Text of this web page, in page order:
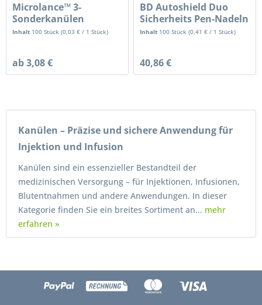
Microlance™ 3-
Sonderkanülen
Inhalt 100 Stück(0,03 € / 1 Stück)
ab 3,08 €
BD Autoshield Duo
Sicherheits Pen-Nadeln
Inhalt 100 Stück(0,41 € / 1 Stück)
40,86 €
Kanülen – Präzise und sichere Anwendung für
Injektion und Infusion
Kanülen sind ein essenzieller Bestandteil der
medizinischen Versorgung – für Injektionen, Infusionen,
Blutentnahmen und andere Anwendungen. In dieser
Kategorie finden Sie ein breites Sortiment an... mehr
erfahren »